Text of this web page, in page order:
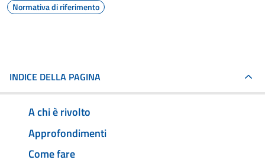
Normativa di riferimento
INDICE DELLA PAGINA
A chi è rivolto
Approfondimenti
Come fare